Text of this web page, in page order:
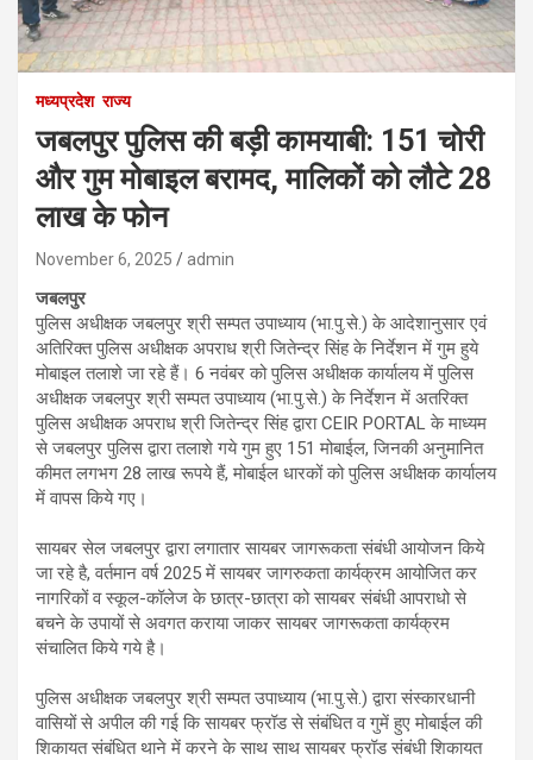
मध्यप्रदेश राज्य
जबलपुर पुलिस की बड़ी कामयाबी: 151 चोरी
और गुम मोबाइल बरामद, मालिकों को लौटे 28
लाख के फोन
November 6, 2025 admin
जबलपुर
पुलिस अधीक्षक जबलपुर श्री सम्पत उपाध्याय (भा.पु.से.) के आदेशानुसार एवं
अतिरिक्त पुलिस अधीक्षक अपराध श्री जितेन्द्र सिंह के निर्देशन में गुम हुये
मोबाइल तलाशे जा रहे हैं। 6 नवंबर को पुलिस अधीक्षक कार्यालय में पुलिस
अधीक्षक जबलपुर श्री सम्पत उपाध्याय (भा.पु.से.) के निर्देशन में अतरिक्त
पुलिस अधीक्षक अपराध श्री जितेन्द्र सिंह द्वारा CEIR PORTAL के माध्यम
से जबलपुर पुलिस द्वारा तलाशे गये गुम हुए 151 मोबाईल, जिनकी अनुमानित
कीमत लगभग 28 लाख रूपये हैं, मोबाईल धारकों को पुलिस अधीक्षक कार्यालय
में वापस किये गए।
सायबर सेल जबलपुर द्वारा लगातार सायबर जागरूकता संबंधी आयोजन किये
जा रहे है, वर्तमान वर्ष 2025 में सायबर जागरुकता कार्यक्रम आयोजित कर
नागरिकों व स्कूल-कॉलेज के छात्र-छात्रा को सायबर संबंधी आपराधो से
बचने के उपायों से अवगत कराया जाकर सायबर जागरूकता कार्यक्रम
संचालित किये गये है।
पुलिस अधीक्षक जबलपुर श्री सम्पत उपाध्याय (भा.पु.से.) द्वारा संस्कारधानी
वासियों से अपील की गई कि सायबर फ्रॉड से संबंधित व गुमें हुए मोबाईल की
शिकायत संबंधित थाने में करने के साथ साथ सायबर फ्रॉड संबंधी शिकायत